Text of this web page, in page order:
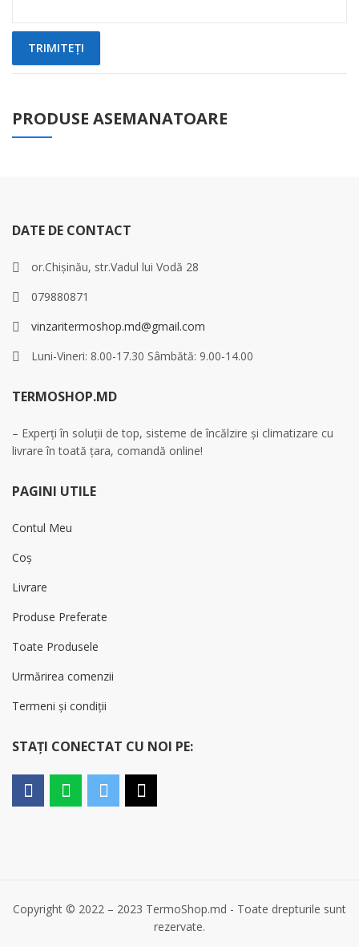
PRODUSE ASEMANATOARE
DATE DE CONTACT
or.Chișinău, str.Vadul lui Vodă 28
079880871
vinzaritermoshop.md@gmail.com
Luni-Vineri: 8.00-17.30 Sâmbătă: 9.00-14.00
TERMOSHOP.MD
– Experți în soluții de top, sisteme de încălzire și climatizare cu
livrare în toată țara, comandă online!
PAGINI UTILE
Contul Meu
Coș
Livrare
Produse Preferate
Toate Produsele
Urmărirea comenzii
Termeni și condiții
STAȚI CONECTAT CU NOI PE:
Copyright © 2022 – 2023 TermoShop.md - Toate drepturile sunt
rezervate.